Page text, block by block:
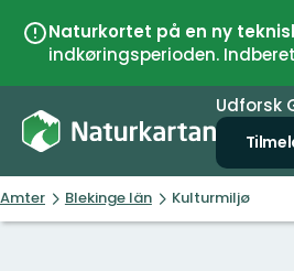
Naturkortet på en ny
indkøringsperioden.
Udforsk
Amter Blekinge län Kulturmiljø